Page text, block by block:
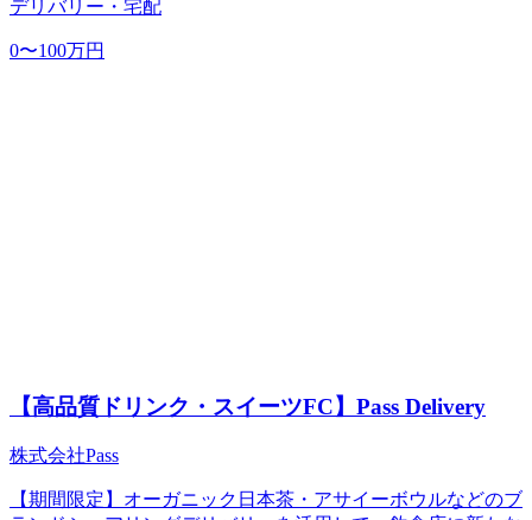
デリバリー・宅配
0〜100万円
【高品質ドリンク・スイーツFC】Pass Delivery
株式会社Pass
【期間限定】オーガニック日本茶・アサイーボウルなどのブ